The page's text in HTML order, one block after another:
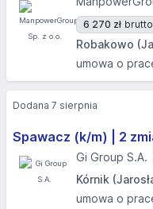
6 270 zł
Robakowo
umowa o
Spawacz (k/m) | 2
Gi Group S.A.
Kórnik
umowa o
Dodana 7 sierpnia